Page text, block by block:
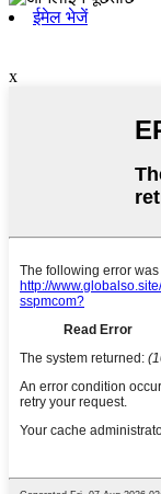
ईमेल भेजें
x